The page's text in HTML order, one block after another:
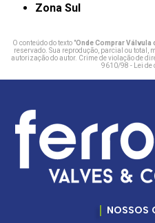
Zona Sul
O conteúdo do texto "Onde Comprar Válvula
reservado. Sua reprodução, parcial ou total,
autorização do autor. Crime de violação de
9610/98 - Lei
NOSSOS